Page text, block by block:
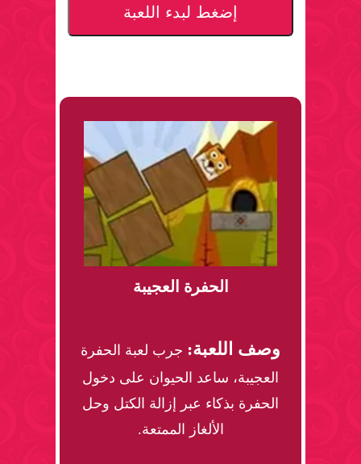
إضغط لبدء اللعبة
الحفرة العجيبة
وصف اللعبة: جرب لعبة الحفرة
العجيبة، ساعد الحيوان على دخول
الحفرة بذكاء عبر إزالة الكتل وحل
الألغاز الممتعة.